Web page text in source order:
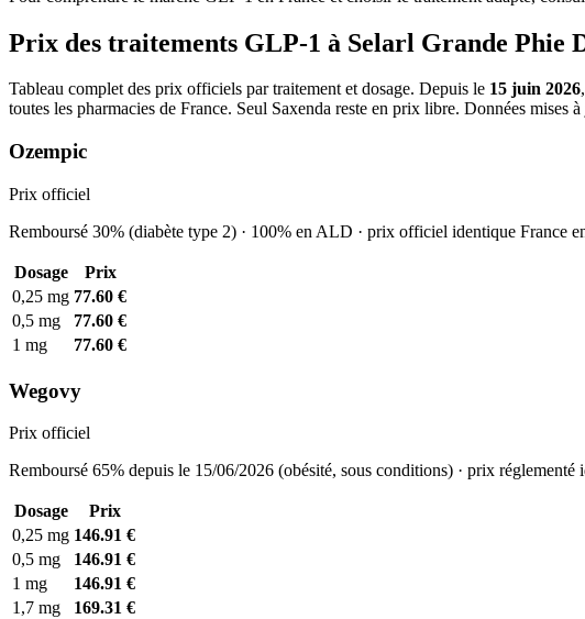
Prix des traitements GLP-1 à Selarl Grande Phie
Tableau complet des prix officiels par traitement et dosage. Depuis le 15 juin 2026
toutes les pharmacies de France. Seul Saxenda reste en prix libre. Données mises
Ozempic
Prix officiel
Remboursé 30% (diabète type 2) · 100% en ALD · prix officiel identique France
Dosage
Prix
0,25 mg 77.60 €
0,5 mg
77.60 €
1 mg
77.60 €
Wegovy
Prix officiel
Remboursé 65% depuis le 15/06/2026 (obésité, sous conditions) · prix réglementé
Dosage
Prix
0,25 mg 146.91 €
0,5 mg
146.91 €
1 mg
146.91 €
1,7 mg
169.31 €